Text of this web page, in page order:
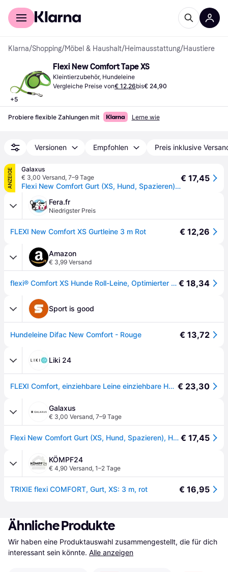
Für Shopper
Klarna/Shopping/Möbel & Haushalt/Heimausstattung/Haustiere
+5
Flexi New Comfort Tape XS
Kleintierzubehör, Hundeleine
Vergleiche Preise von€ 12,26bis€ 24,90
Probiere flexible Zahlungen mit Lerne wie
Versionen Empfohlen Preis inklusive
ANZEIGE
Galaxus
€ 3,00 Versand, 7–9 Tage
Flexi New Comfort Gurt (XS, Hund, Spazieren), Halsband + Leine
€ 17,45
Fera.fr
Niedrigster Preis
FLEXI New Comfort XS Gurtleine 3 m Rot € 12,26
Amazon
€ 3,99 Versand
flexi® Comfort XS Hunde Roll-Leine, Optimierter Komfort, 3m Gurt, Rot € 18,34
Sport is good
Hundeleine Difac New Comfort - Rouge € 13,72
Liki 24
FLEXI Comfort, einziehbare Leine einziehbare Hundeleine, Nylon, blau, XS(12kg, 3m) € 23,30
Galaxus
€ 3,00 Versand, 7–9 Tage
Flexi New Comfort Gurt (XS, Hund, Spazieren), Halsband + Leine € 17,45
KÖMPF24
€ 4,90 Versand, 1–2 Tage
TRIXIE flexi COMFORT, Gurt, XS: 3 m, rot € 16,95
Ähnliche Produkte
Wir haben eine Produktauswahl zusammengestellt, die für dich
interessant sein könnte. Alle anzeigen